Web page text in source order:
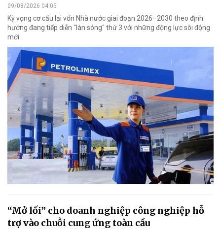
09/08/2026 04:05
Kỳ vọng cơ cấu lại vốn Nhà nước giai đoạn 2026–2030 theo định
hướng đang tiếp diễn "làn sóng" thứ 3 với những động lực sôi động
mới.
“Mở lối” cho doanh nghiệp công nghiệp hỗ
trợ vào chuỗi cung ứng toàn cầu